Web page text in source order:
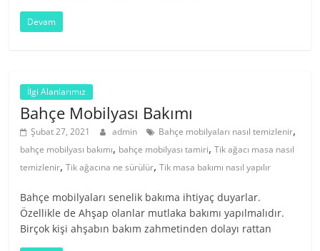
Devam
İlgi Alanlarımız
Bahçe Mobilyası Bakımı
Şubat 27, 2021 admin Bahçe mobilyaları nasıl temizlenir,
bahçe mobilyası bakımı, bahçe mobilyası tamiri,Tik ağacı masa nasıl
temizlenir,Tik ağacına ne sürülür,Tik masa bakımı nasıl yapılır
Bahçe mobilyaları senelik bakıma ihtiyaç duyarlar.
Özellikle de Ahşap olanlar mutlaka bakımı yapılmalıdır.
Birçok kişi ahşabın bakım zahmetinden dolayı rattan